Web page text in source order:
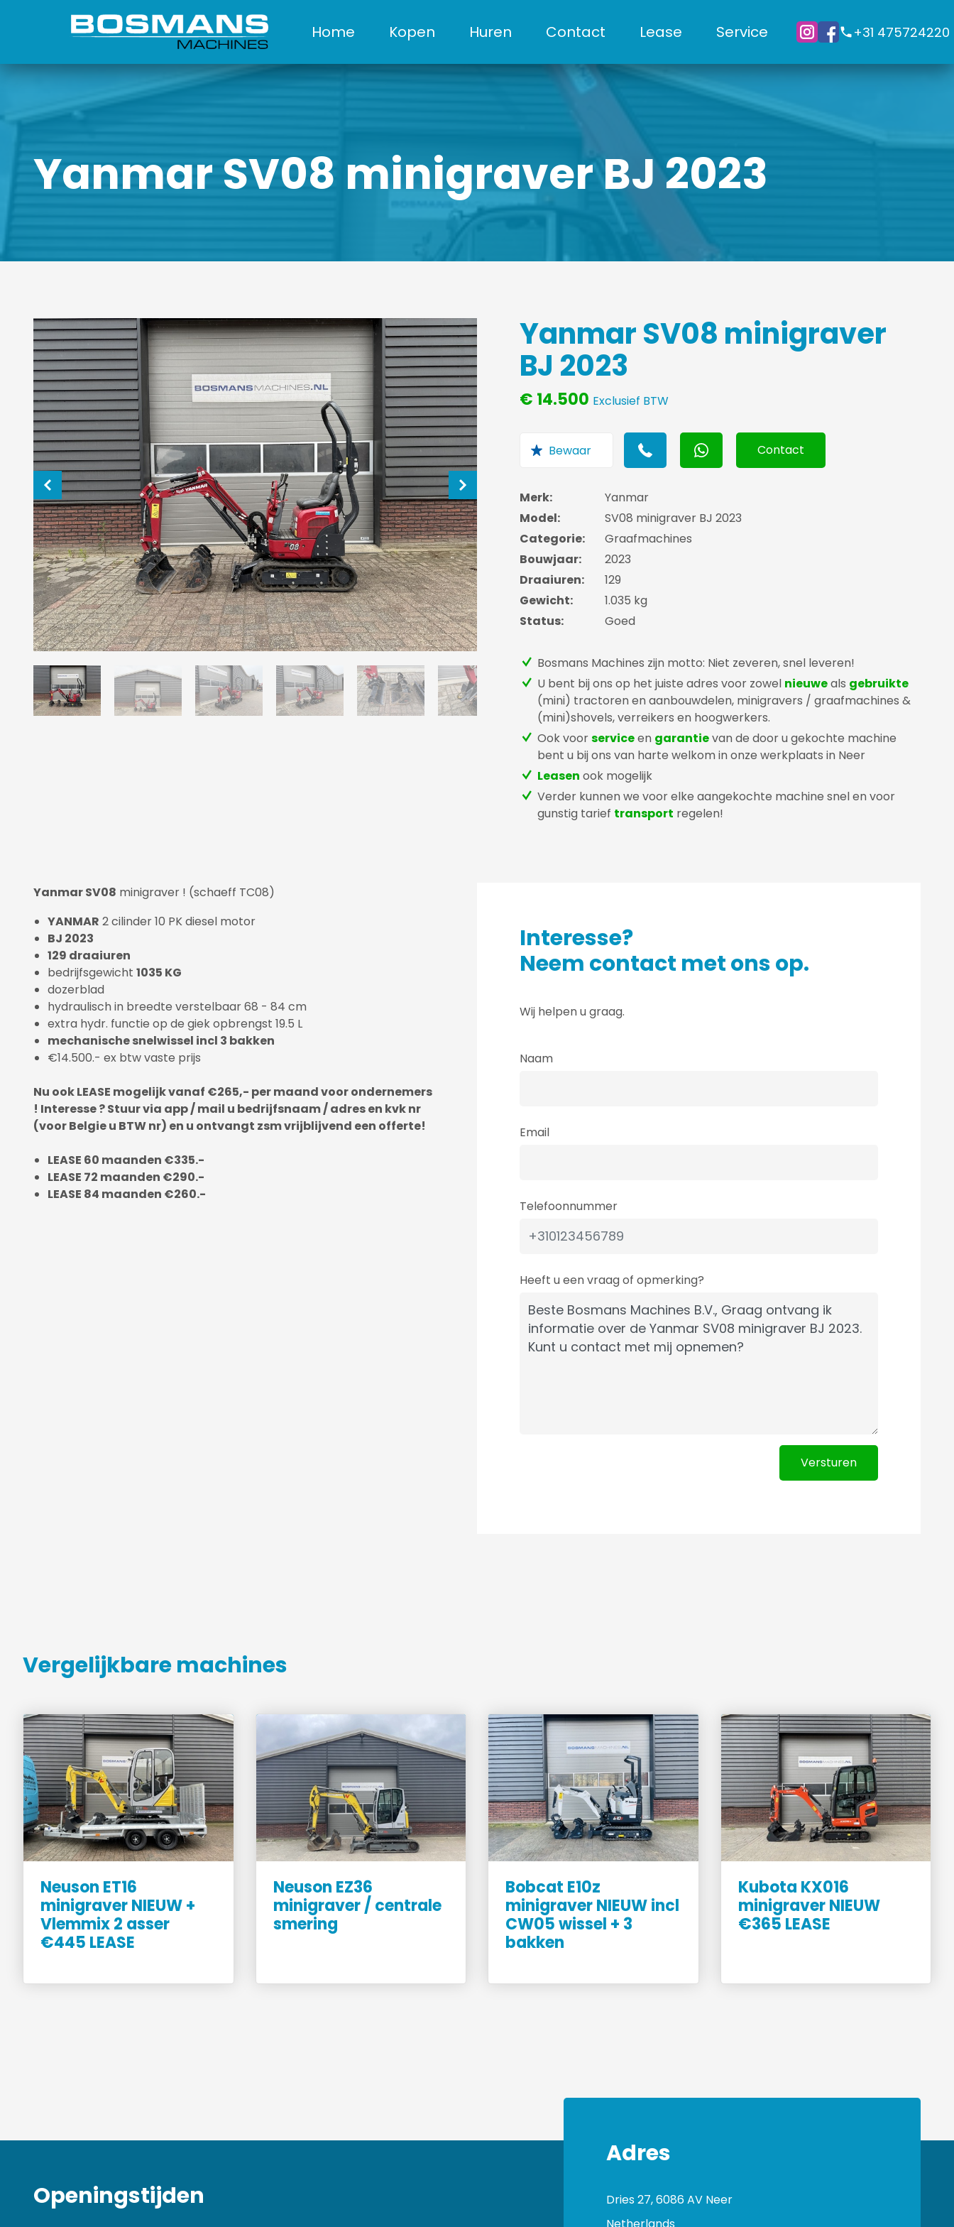
Home Kopen Huren Contact Lease Service +31 475724220
Yanmar SV08 minigraver BJ 2023
Yanmar SV08 minigraver
BJ 2023
€ 14.500 Exclusief BTW
Contact
Merk:
Yanmar
Model:
SV08 minigraver BJ 2023
Categorie:
Graafmachines
Bouwjaar:
2023
Draaiuren:
129
Gewicht:
1.035 kg
Status:
Goed
Bosmans Machines zijn motto: Niet zeveren, snel leveren!
U bent bij ons op het juiste adres voor zowel nieuweals gebruikte
(mini) tractoren en aanbouwdelen, minigravers / graafmachines &
(mini)shovels, verreikers en hoogwerkers.
Ook voorserviceen garantievan de door u gekochte machine
bent u bij ons van harte welkom in onze werkplaats in Neer
Leasen ook mogelijk
Verder kunnen we voor elke aangekochte machine snel en voor
gunstig tarief transport regelen!
Yanmar SV08 minigraver ! (schaeff TC08)
YANMAR 2 cilinder 10 PK diesel motor
BJ 2023
129 draaiuren
bedrijfsgewicht 1035 KG
dozerblad
hydraulisch in breedte verstelbaar 68 - 84 cm
extra hydr. functie op de giek opbrengst 19.5 L
mechanische snelwissel incl 3 bakken
€14.500.- ex btw vaste prijs
Nu ook LEASE mogelijk vanaf €265,- per maand voor ondernemers
! Interesse ? Stuur via app / mail u bedrijfsnaam / adres en kvk nr
(voor Belgie u BTW nr) en u ontvangt zsm vrijblijvend een offerte!
LEASE 60 maanden €335.-
LEASE 72 maanden €290.-
LEASE 84 maanden €260.-
Interesse?
Neem contact met ons op.
Wij helpen u graag.
Naam
Email
Telefoonnummer
Heeft u een vraag of opmerking?
Versturen
Vergelijkbare machines
Neuson ET16
minigraver NIEUW +
Vlemmix 2 asser
€445 LEASE
Neuson EZ36
minigraver / centrale
smering
Bobcat E10z
minigraver NIEUW incl
CW05 wissel + 3
bakken
Kubota KX016
minigraver NIEUW
€365 LEASE
Openingstijden
Adres
Dries 27, 6086 AV Neer
Netherlands